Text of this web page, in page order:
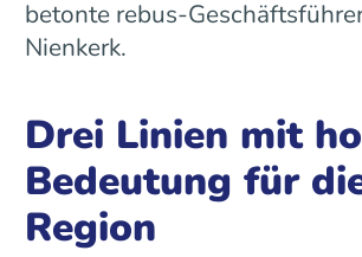
betonte rebus-
Nienkerk.
Drei Linien mit
Bedeutung für
Region